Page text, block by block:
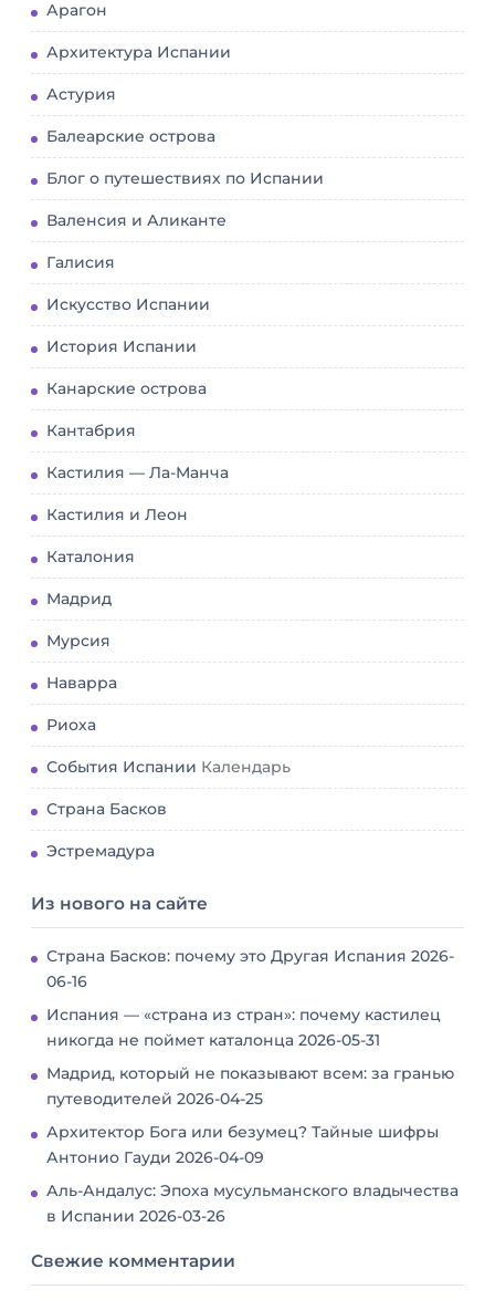
Арагон
Архитектура Испании
Астурия
Балеарские острова
Блог о путешествиях по Испании
Валенсия и Аликанте
Галисия
Искусство Испании
История Испании
Канарские острова
Кантабрия
Кастилия — Ла-Манча
Кастилия и Леон
Каталония
Мадрид
Мурсия
Наварра
Риоха
События Испании Календарь
Страна Басков
Эстремадура
Из нового на сайте
Страна Басков: почему это Другая Испания 2026-
06-16
Испания — «страна из стран»: почему кастилец
никогда не поймет каталонца 2026-05-31
Мадрид, который не показывают всем: за гранью
путеводителей 2026-04-25
Архитектор Бога или безумец? Тайные шифры
Антонио Гауди 2026-04-09
Аль-Андалус: Эпоха мусульманского владычества
в Испании 2026-03-26
Свежие комментарии